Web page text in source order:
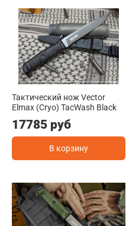
Тактический нож Vector
Elmax (Cryo) TacWash Black
17785 руб
В корзину